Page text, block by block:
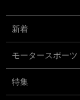
新着
モータースポーツ
特集